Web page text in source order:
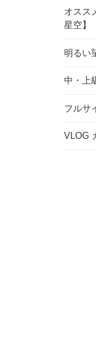
オスス
星空】
明るい
中・上
フルサ
VLOG